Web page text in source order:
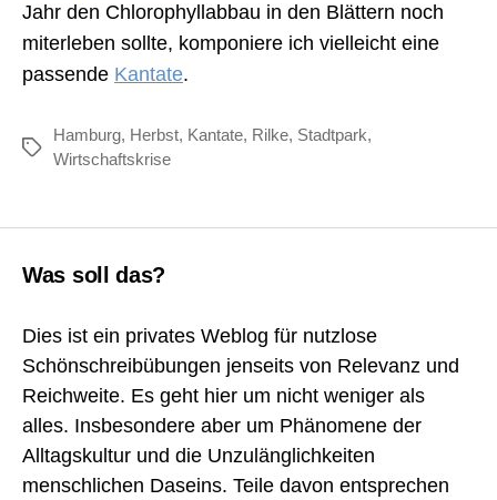
Jahr den Chlorophyllabbau in den Blättern noch
miterleben sollte, komponiere ich vielleicht eine
passende Kantate.
Schlagwörter
Hamburg, Herbst, Kantate, Rilke, Stadtpark,
Wirtschaftskrise
Was soll das?
Dies ist ein privates Weblog für nutzlose
Schönschreibübungen jenseits von Relevanz und
Reichweite. Es geht hier um nicht weniger als
alles. Insbesondere aber um Phänomene der
Alltagskultur und die Unzulänglichkeiten
menschlichen Daseins. Teile davon entsprechen